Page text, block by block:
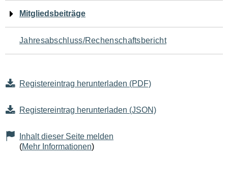
Mitgliedsbeiträge
Jahresabschluss/Rechenschaftsbericht
Registereintrag herunterladen (PDF)
Registereintrag herunterladen (JSON)
Inhalt dieser Seite melden
(Mehr Informationen)